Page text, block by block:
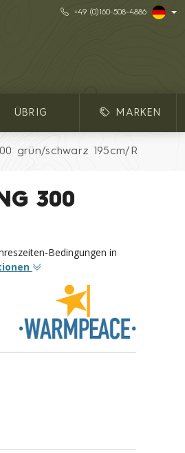
+49 (0)160-508-4886
ÜBRIG MARKEN
grün/schwarz 195cm/R
300
Bedingungen in